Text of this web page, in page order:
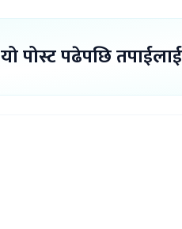
यो पोस्ट पढेपछि